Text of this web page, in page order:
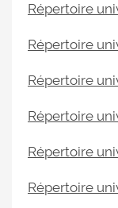
Répertoire
Répertoire
Répertoire
Répertoire
Répertoire
Répertoire